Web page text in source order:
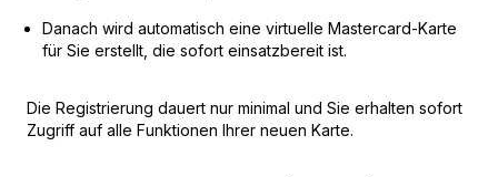
Danach wird automatisch eine virtuelle Mastercard-Karte
für Sie erstellt, die sofort einsatzbereit ist.
Die Registrierung dauert nur minimal und Sie erhalten sofort
Zugriff auf alle Funktionen Ihrer neuen Karte.